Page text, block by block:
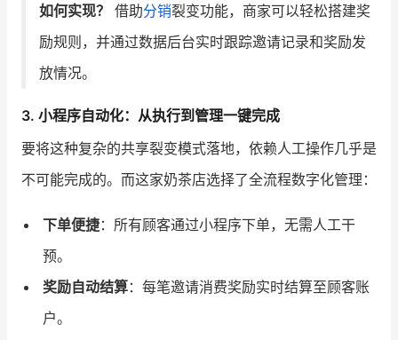
如何实现？ 借助分销裂变功能，商家可以轻松搭建奖
励规则，并通过数据后台实时跟踪邀请记录和奖励发
放情况。
3. 小程序自动化：从执行到管理一键完成
要将这种复杂的共享裂变模式落地，依赖人工操作几乎是
不可能完成的。而这家奶茶店选择了全流程数字化管理：
下单便捷：所有顾客通过小程序下单，无需人工干
预。
奖励自动结算：每笔邀请消费奖励实时结算至顾客账
户。